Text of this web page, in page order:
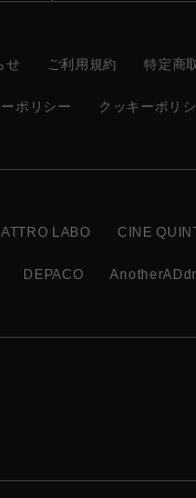
せ ご利用規約 特定商
ポリシー クッキーポリ
LABO CINE
DEPACO